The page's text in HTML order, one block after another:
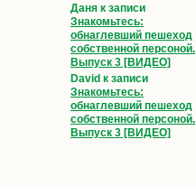
Даня к записи
Знакомьтесь:
обнаглевший пешеход
собственной персоной.
Выпуск 3 [ВИДЕО]
David к записи
Знакомьтесь:
обнаглевший пешеход
собственной персоной.
Выпуск 3 [ВИДЕО]